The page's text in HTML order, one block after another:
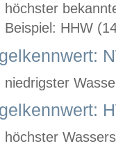
höchster
Beispiel: HHW
niedrigster
höchster